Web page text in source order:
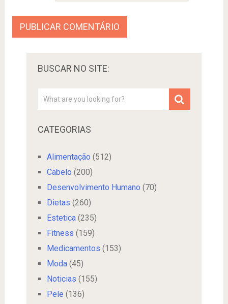
BUSCAR NO SITE:
CATEGORIAS
Alimentação (512)
Cabelo (200)
Desenvolvimento Humano (70)
Dietas (260)
Estetica(235)
Fitness (159)
Medicamentos (153)
Moda(45)
Noticias (155)
Pele (136)